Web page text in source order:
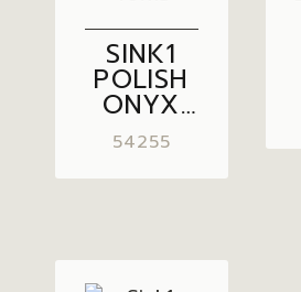
SINK1
POLISH
ONYX
40×15
54255